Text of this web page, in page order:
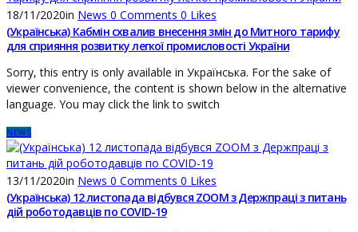
18/11/2020in News 0 Comments 0 Likes
(Українська) Кабмін схвалив внесення змін до Митного тарифу
для сприяння розвитку легкої промисловості України
Sorry, this entry is only available in Українська. For the sake of
viewer convenience, the content is shown below in the alternative
language. You may click the link to switch
NEWS
13/11/2020in News 0 Comments 0 Likes
(Українська) 12 листопада відбувся ZOOM з Держпраці з питань
дій роботодавців по COVID-19